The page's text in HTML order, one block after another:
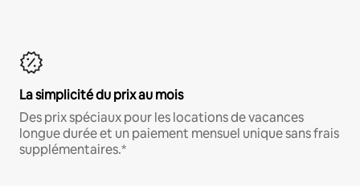
La simplicité du prix au mois
Des prix spéciaux pour les locations de vacances
longue durée et un paiement mensuel unique sans frais
supplémentaires.*